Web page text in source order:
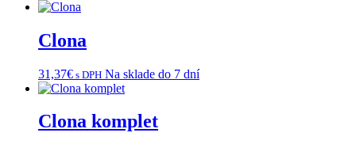
Clona
31,37€ s DPH Na sklade do 7 dní
Clona komplet